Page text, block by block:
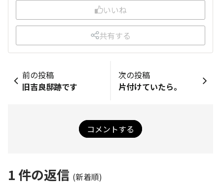
いいね
共有する
前の投稿
旧吉良邸跡です
次の投稿
片付けていたら。
コメントする
1 件の返信 (新着順)